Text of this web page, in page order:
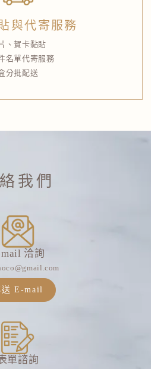
與代寄服務
、賀卡黏貼
名單代寄服務
分批配送
我們
洽詢
送 E-mail
單諮詢